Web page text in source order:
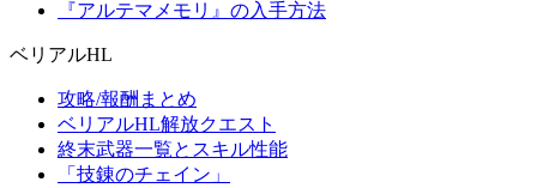
『アルテマメモリ』の入手方法
ベリアルHL
攻略/報酬まとめ
ベリアルHL解放クエスト
終末武器一覧とスキル性能
「技錬のチェイン」